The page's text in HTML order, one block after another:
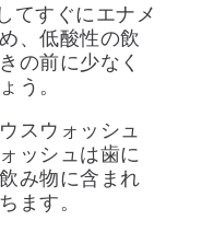
てすぐにエナメ
、低酸性の飲
の前に少なく
う。
スウォッシュ
ッシュは歯に
み物に含まれ
ます。